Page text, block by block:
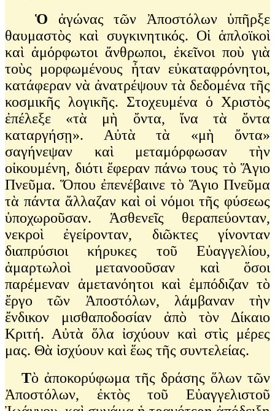
Ὁ ἀγώνας τῶν Ἀποστόλων ὑπῆρξε
θαυμαστὸς καὶ συγκινητικός. Οἱ ἁπλοϊκοὶ
καὶ ἀμόρφωτοι ἄνθρωποι, ἐκεῖνοι ποὺ γιὰ
τοὺς μορφωμένους ἦταν εὐκαταφρόνητοι,
κατάφεραν νὰ ἀνατρέψουν τὰ δεδομένα τῆς
κοσμικῆς λογικῆς. Στοχευμένα ὁ Χριστὸς
ἐπέλεξε «τὰ μὴ ὄντα, ἴνα τὰ ὄντα
καταργήσῃ». Αὐτὰ τὰ «μὴ ὄντα»
σαγήνεψαν καὶ μεταμόρφωσαν τὴν
οἰκουμένη, διότι ἔφεραν πάνω τους τὸ Ἅγιο
Πνεῦμα. Ὅπου ἐπενέβαινε τὸ Ἅγιο Πνεῦμα
τὰ πάντα ἄλλαζαν καὶ οἱ νόμοι τῆς φύσεως
ὑποχωροῦσαν. Ἀσθενεῖς θεραπεύονταν,
νεκροὶ ἐγείρονταν, διῶκτες γίνονταν
διαπρύσιοι κήρυκες τοῦ Εὐαγγελίου,
ἁμαρτωλοὶ μετανοοῦσαν καὶ ὅσοι
παρέμεναν ἀμετανόητοι καὶ ἐμπόδιζαν τὸ
ἔργο τῶν Ἀποστόλων, λάμβαναν τὴν
ἔνδικον μισθαποδοσίαν ἀπὸ τὸν Δίκαιο
Κριτή. Αὐτὰ ὅλα ἰσχύουν καὶ στὶς μέρες
μας. Θὰ ἰσχύουν καὶ ἕως τῆς συντελείας.
Τὸ ἀποκορύφωμα τῆς δράσης ὅλων τῶν
Ἀποστόλων, ἐκτὸς τοῦ Εὐαγγελιστοῦ